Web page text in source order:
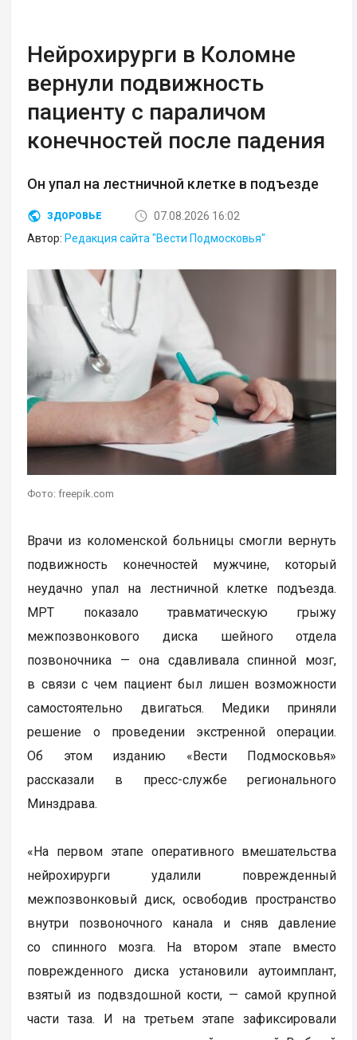
Нейрохирурги в Коломне
вернули подвижность
пациенту с параличом
конечностей после падения
Он упал на лестничной клетке в подъезде
ЗДОРОВЬЕ
07.08.2026 16:02
Автор: Редакция сайта "Вести Подмосковья"
Фото: freepik.com
Врачи из коломенской больницы смогли вернуть
подвижность конечностей мужчине, который
неудачно упал на лестничной клетке подъезда.
МРТ показало травматическую грыжу
межпозвонкового диска шейного отдела
позвоночника — она сдавливала спинной мозг,
в связи с чем пациент был лишен возможности
самостоятельно двигаться. Медики приняли
решение о проведении экстренной операции.
Об этом изданию «Вести Подмосковья»
рассказали в пресс-службе регионального
Минздрава.
«На первом этапе оперативного вмешательства
нейрохирурги удалили поврежденный
межпозвонковый диск, освободив пространство
внутри позвоночного канала и сняв давление
со спинного мозга. На втором этапе вместо
поврежденного диска установили аутоимплант,
взятый из подвздошной кости, — самой крупной
части таза. И на третьем этапе зафиксировали